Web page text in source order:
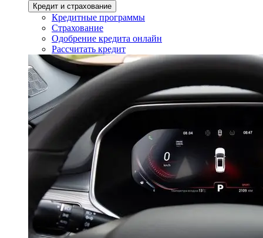
Кредит и страхование
Кредитные программы
Страхование
Одобрение кредита онлайн
Рассчитать кредит